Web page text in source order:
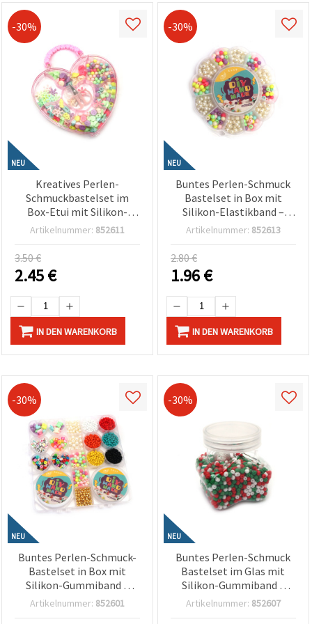
-30%
NEU
Kreatives Perlen-
Schmuckbastelset im
Box-Etui mit Silikon-
Elastikband und Schere –
Artikelnummer: 852611
3.50 €
2.45€
IN DEN WARENKORB
-30%
NEU
Buntes Perlen-Schmuck
Bastelset in Box mit
Silikon-Elastikband –
Assortiert/Mix Farben –
Schmuckherstellung
Artikelnummer: 852613
2.80 €
1.96€
IN DEN WARENKORB
-30%
NEU
Buntes Perlen-Schmuck-
Bastelset in Box mit
Silikon-Gummiband –
Assortiert (Mixed Colors)
Artikelnummer: 852601
-30%
NEU
Buntes Perlen-Schmuck
Bastelset im Glas mit
Silikon-Gummiband –
Weiß, Grün, Rot – Perfekt
Artikelnummer: 852607